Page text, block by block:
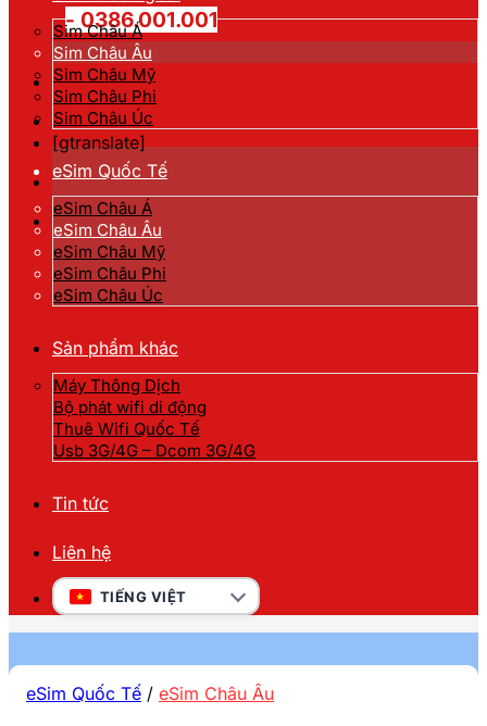
- 0386.001.001
[gtranslate]
Sim Châu Á
Sim Châu Âu
Sim Châu Mỹ
Sim Châu Phi
Sim Châu Úc
eSim Quốc Tế
eSim Châu Á
eSim Châu Âu
eSim Châu Mỹ
eSim Châu Phi
eSim Châu Úc
Sản phẩm khác
Máy Thông Dịch
Bộ phát wifi di động
Thuê Wifi Quốc Tế
Usb 3G/4G – Dcom 3G/4G
Tin tức
Liên hệ
TIẾNG VIỆT
eSim Quốc Tế / eSim Châu Âu